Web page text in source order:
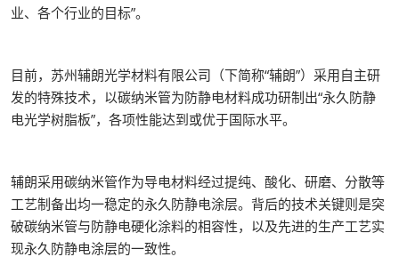
业、各个行业的目标”。
目前，苏州辅朗光学材料有限公司（下简称“辅朗”）采用自主研
发的特殊技术，以碳纳米管为防静电材料成功研制出“永久防静
电光学树脂板”，各项性能达到或优于国际水平。
辅朗采用碳纳米管作为导电材料经过提纯、酸化、研磨、分散等
工艺制备出均一稳定的永久防静电涂层。背后的技术关键则是突
破碳纳米管与防静电硬化涂料的相容性，以及先进的生产工艺实
现永久防静电涂层的一致性。